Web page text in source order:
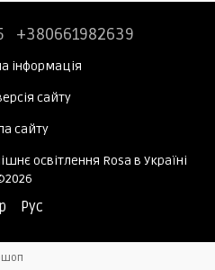
+380661982639
інформація
сайту
сайту
освітлення Rosa в Україні
Рус